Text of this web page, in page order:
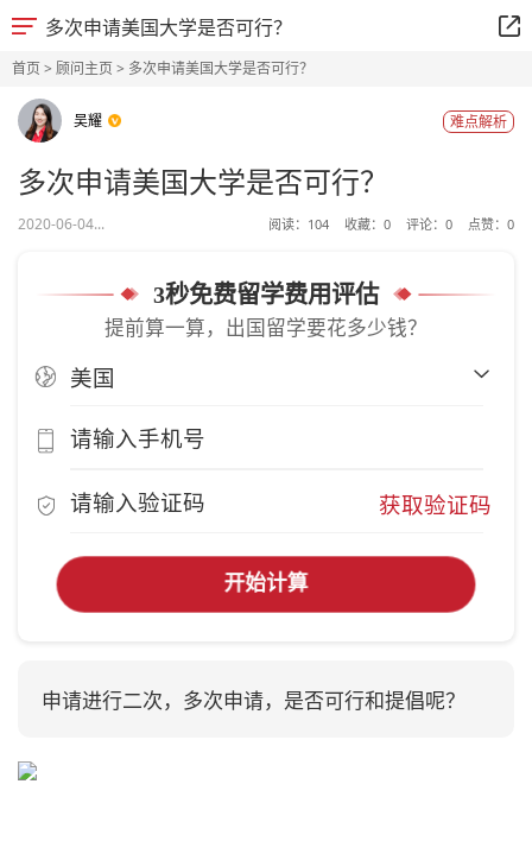
多次申请美国大学是否可行？
首页> 顾问主页> 多次申请美国大学是否可行？
吴耀 难点解析
多次申请美国大学是否可行？
2020-06-04... 阅读： 104 收藏： 0 评论： 0 点赞： 0
3秒免费留学费用评估
提前算一算，出国留学要花多少钱？
获取验证码
开始计算
申请进行二次，多次申请，是否可行和提倡呢？